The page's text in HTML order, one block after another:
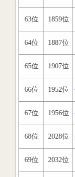
63位 1859位
64位 1887位
65位 1907位
66位 1952位
67位 1956位
68位 2028位
69位 2032位